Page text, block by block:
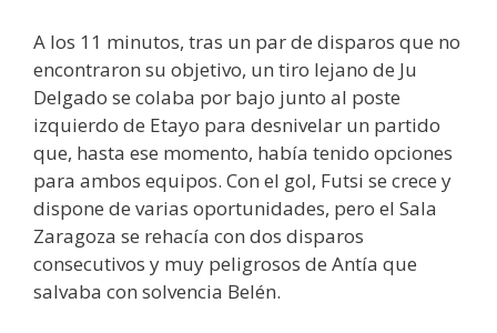
A los 11 minutos, tras un par de disparos que no
encontraron su objetivo, un tiro lejano de Ju
Delgado se colaba por bajo junto al poste
izquierdo de Etayo para desnivelar un partido
que, hasta ese momento, había tenido opciones
para ambos equipos. Con el gol, Futsi se crece y
dispone de varias oportunidades, pero el Sala
Zaragoza se rehacía con dos disparos
consecutivos y muy peligrosos de Antía que
salvaba con solvencia Belén.